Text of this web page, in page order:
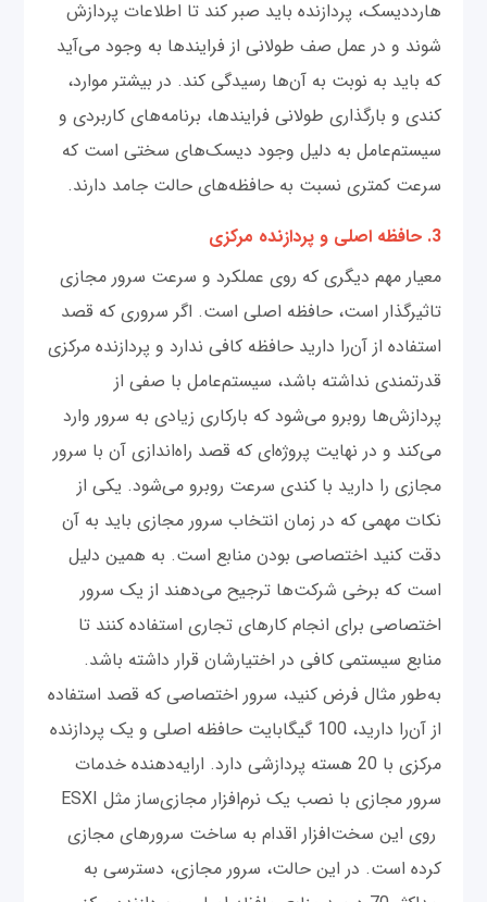
هارددیسک، پردازنده باید صبر کند تا اطلاعات پردازش
شوند و در عمل صف طولانی از فرایندها به وجود می‌آید
که باید به نوبت به آن‌ها رسیدگی کند. در بیشتر موارد،
کندی و بارگذاری طولانی فرایندها، برنامه‌های کاربردی و
سیستم‌عامل به دلیل وجود دیسک‌های سختی است که
سرعت کمتری نسبت به حافظه‌های حالت جامد دارند.
3. حافظه اصلی و پردازنده مرکزی
معیار مهم دیگری که روی عملکرد و سرعت سرور مجازی
تاثیرگذار است، حافظه اصلی است. اگر سروری که قصد
استفاده از آن‌را دارید حافظه کافی ندارد و پردازنده مرکزی
قدرتمندی نداشته باشد، سیستم‌عامل با صفی از
پردازش‌ها روبرو می‌شود که بارکاری زیادی به سرور وارد
می‌کند و در نهایت پروژه‌ای که قصد راه‌اندازی آن با سرور
مجازی را دارید با کندی سرعت روبرو می‌شود. یکی از
نکات مهمی‌ که در زمان انتخاب سرور مجازی باید به آن
دقت کنید اختصاصی بودن منابع است. به همین دلیل
است که برخی شرکت‌ها ترجیح می‌دهند از یک سرور
اختصاصی برای انجام کارهای تجاری استفاده کنند تا
منابع سیستمی کافی در اختیارشان قرار داشته باشد.
به‌طور مثال فرض کنید، سرور اختصاصی که قصد استفاده
از آن‌را دارید، 100 گیگابایت حافظه اصلی و یک پردازنده
مرکزی با 20 هسته پردازشی دارد. ارایه‌دهنده خدمات
سرور مجازی با نصب یک نرم‌افزار مجازی‌ساز مثل ESXI
روی این سخت‌افزار اقدام به ساخت سرورهای مجازی
کرده است. در این حالت، سرور مجازی، دسترسی به